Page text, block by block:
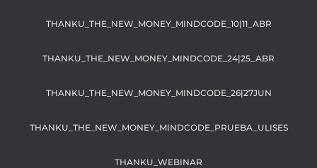
THANKU_THE_NEW_MONEY_MINDCODE_10|11_ABR
THANKU_THE_NEW_MONEY_MINDCODE_24|25_ABR
THANKU_THE_NEW_MONEY_MINDCODE_26|27JUN
THANKU_THE_NEW_MONEY_MINDCODE_PRUEBA_ULISES
THANKU_WEBINAR